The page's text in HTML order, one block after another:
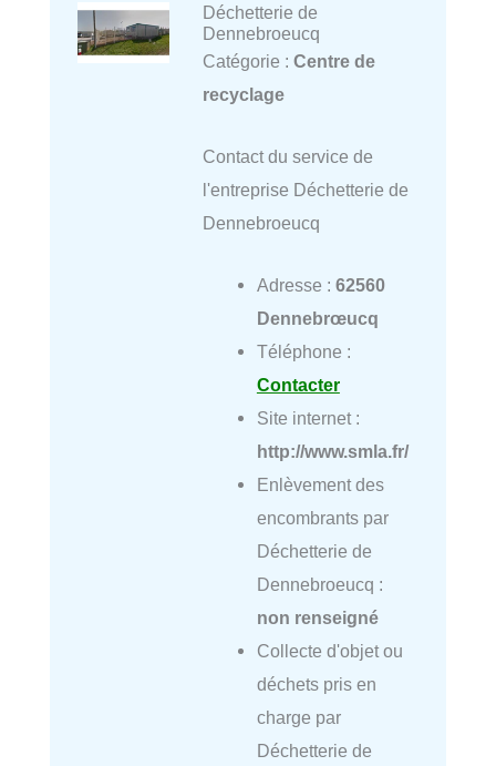
Déchetterie de
Dennebroeucq
Catégorie : Centre de
recyclage
Contact du service de
l'entreprise Déchetterie de
Dennebroeucq
Adresse : 62560
Dennebrœucq
Téléphone :
Contacter
Site internet :
http://www.smla.fr/
Enlèvement des
encombrants par
Déchetterie de
Dennebroeucq :
non renseigné
Collecte d'objet ou
déchets pris en
charge par
Déchetterie de